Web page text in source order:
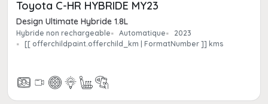
Toyota C-HR HYBRIDE MY23
Design Ultimate Hybride 1.8L
Hybride non rechargeable Automatique
2023
[[ offerchildpaint.offerchild_km | FormatNumber ]] kms